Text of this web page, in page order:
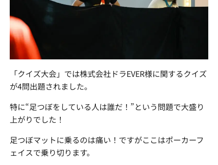
「クイズ大会」では株式会社ドラEVER様に関するクイズ
が4問出題されました。
特に“足つぼをしている人は誰だ！”という問題で大盛り
上がりでした！
足つぼマットに乗るのは痛い！ですがここはポーカーフ
ェイスで乗り切ります。